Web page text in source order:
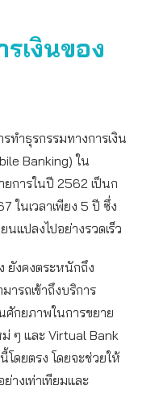
เงินของ
ทำธุรกรรมทางการเงิน
Banking) ใน
ยการในปี 2562 เป็นก
ในเวลาเพียง 5 ปี ซึ่ง
แปลงไปอย่างรวดเร็ว
ยังคงตระหนักถึง
ารถเข้าถึงบริการ
ศักยภาพในการขยาย
ๆ และ Virtual Bank
โดยตรง โดยจะช่วยให้
างเท่าเทียมและ